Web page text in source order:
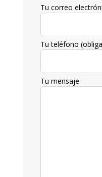
Tu correo
Tu teléfono
Tu mensaje